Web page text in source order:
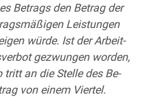
Be­trags den Be­trag der
Leis­tun­gen
wür­de. Ist der Ar­beit­
ge­zwun­gen wor­den,
tritt an die Stel­le des Be­
von ei­nem Vier­tel.